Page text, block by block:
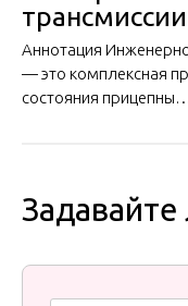
трансмиссии
Аннотация
— это комплексная
состояния